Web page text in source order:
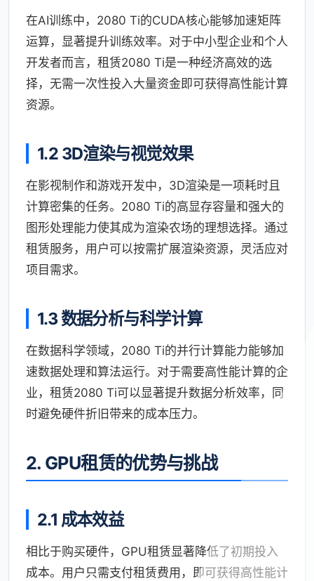
在AI训练中，2080 Ti的CUDA核心能够加速矩阵
运算，显著提升训练效率。对于中小型企业和个人
开发者而言，租赁2080 Ti是一种经济高效的选
择，无需一次性投入大量资金即可获得高性能计算
资源。
1.2 3D渲染与视觉效果
在影视制作和游戏开发中，3D渲染是一项耗时且
计算密集的任务。2080 Ti的高显存容量和强大的
图形处理能力使其成为渲染农场的理想选择。通过
租赁服务，用户可以按需扩展渲染资源，灵活应对
项目需求。
1.3 数据分析与科学计算
在数据科学领域，2080 Ti的并行计算能力能够加
速数据处理和算法运行。对于需要高性能计算的企
业，租赁2080 Ti可以显著提升数据分析效率，同
时避免硬件折旧带来的成本压力。
2. GPU租赁的优势与挑战
2.1 成本效益
相比于购买硬件，GPU租赁显著降低了初期投入
成本。用户只需支付租赁费用，即可获得高性能计